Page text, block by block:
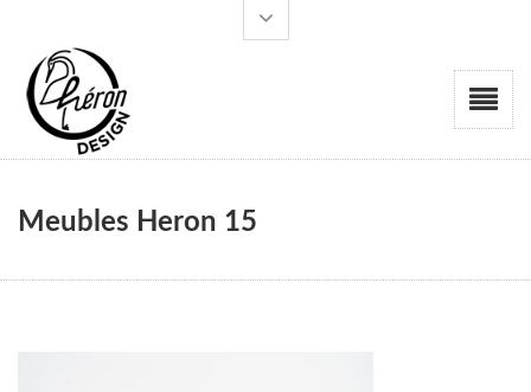
Meubles Heron 15